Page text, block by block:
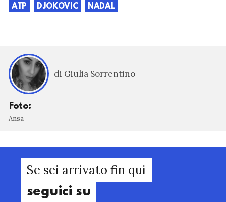
ATP
DJOKOVIC NADAL
di Giulia Sorrentino
Foto:
Ansa
Se sei arrivato fin qui
seguici su